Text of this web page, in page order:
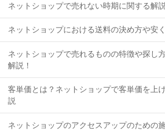
ネットショップで売れない時期に関する解
ネットショップにおける送料の決め方や安
ネットショップで売れるものの特徴や探し
解説！
客単価とは？ネットショップで客単価を上
説
ネットショップのアクセスアップのための